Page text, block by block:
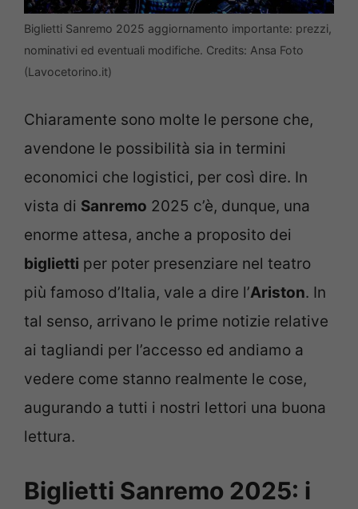
Biglietti Sanremo 2025 aggiornamento importante: prezzi,
nominativi ed eventuali modifiche. Credits: Ansa Foto
(Lavocetorino.it)
Chiaramente sono molte le persone che,
avendone le possibilità sia in termini
economici che logistici, per così dire. In
vista di Sanremo 2025 c’è, dunque, una
enorme attesa, anche a proposito dei
biglietti per poter presenziare nel teatro
più famoso d’Italia, vale a dire l’Ariston. In
tal senso, arrivano le prime notizie relative
ai tagliandi per l’accesso ed andiamo a
vedere come stanno realmente le cose,
augurando a tutti i nostri lettori una buona
lettura.
Biglietti Sanremo 2025: i